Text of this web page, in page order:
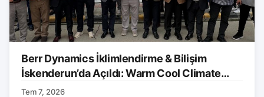
Berr Dynamics İklimlendirme & Bilişim
İskenderun’da Açıldı: Warm Cool Climate
Markası Tanıtıldı
Tem 7, 2026